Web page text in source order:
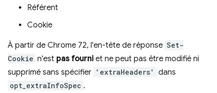
Référent
Cookie
À partir de Chrome 72, l'en-tête de réponse Set-
Cookie n'est pas fourni et ne peut pas être modifié ni
supprimé sans spécifier 'extraHeaders' dans
opt_extraInfoSpec .